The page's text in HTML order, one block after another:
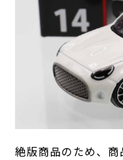
絶版商品のため、